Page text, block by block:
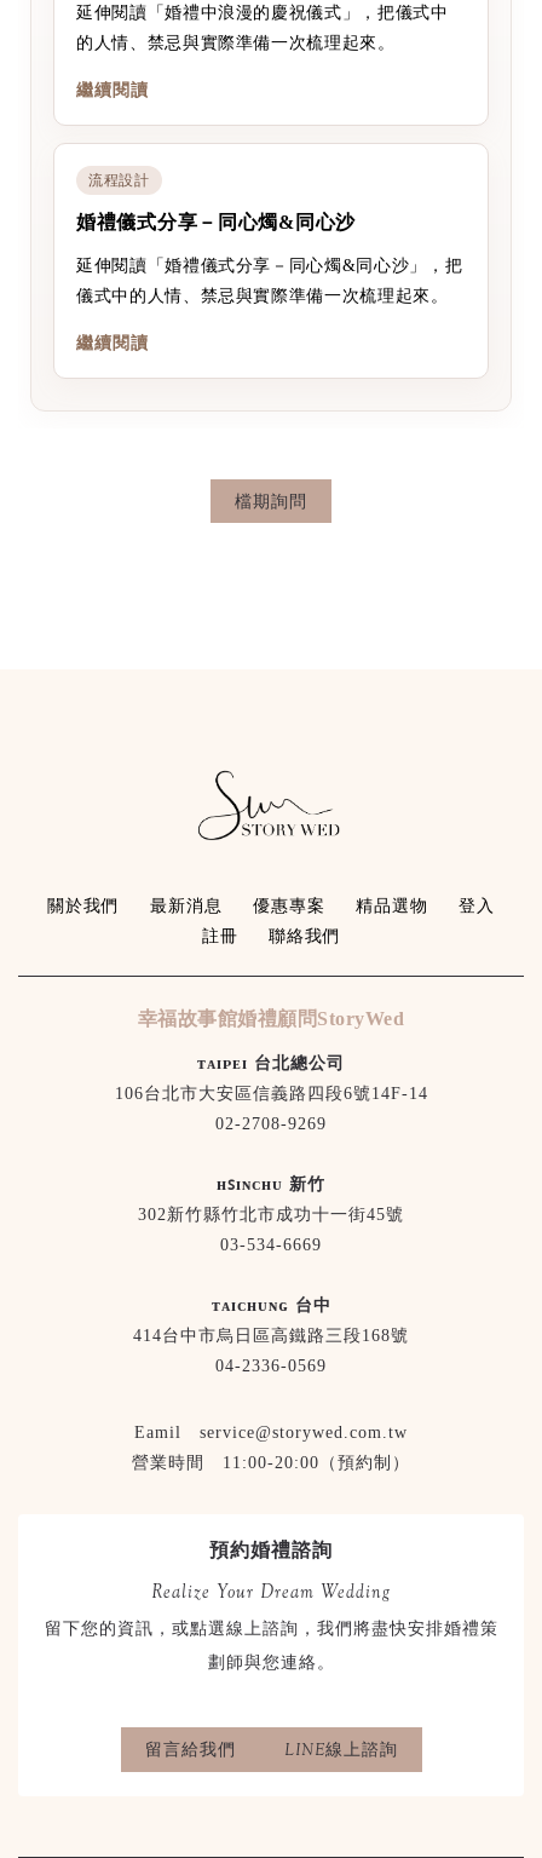
延伸閱讀「婚禮中浪漫的慶祝儀式」，把儀式中
的人情、禁忌與實際準備一次梳理起來。
繼續閱讀
流程設計
婚禮儀式分享－同心燭&同心沙
延伸閱讀「婚禮儀式分享－同心燭&同心沙」，把
儀式中的人情、禁忌與實際準備一次梳理起來。
繼續閱讀
檔期詢問
關於我們 最新消息 優惠專案 精品選物
登入
註冊
聯絡我們
幸福故事館婚禮顧問StoryWed
ᴛᴀɪᴘᴇɪ 台北總公司
106台北市大安區信義路四段6號14F-14
02-2708-9269
ʜꜱɪɴᴄʜᴜ 新竹
302新竹縣竹北市成功十一街45號
03-534-6669
ᴛᴀɪᴄʜᴜɴɢ 台中
414台中市烏日區高鐵路三段168號
04-2336-0569
Eamil service@storywed.com.tw
營業時間 11:00-20:00（預約制）
預約婚禮諮詢
Realize Your Dream Wedding
留下您的資訊，或點選線上諮詢，我們將盡快安排婚禮策
劃師與您連絡。
留言給我們 LINE線上諮詢